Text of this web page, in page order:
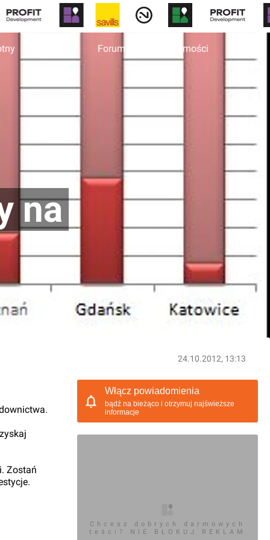
Forum Wiadomości
na
24.10.2012, 13:13
Zostań
Włącz powiadomienia
bądź na bieżąco i otrzymuj najświeższe
informacje
Chcesz dobrych darmowych
teści? NIE BLOKUJ REKLAM